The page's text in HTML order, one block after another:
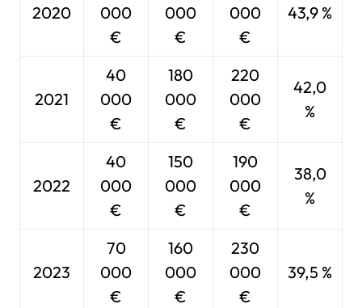
2020
000
€
000
€
000
€
43,9 %
2021
40
000
€
180
000
€
220
000
€
42,0
%
2022
40
000
€
150
000
€
190
000
€
38,0
%
2023
70
000
€
160
000
€
230
000
€
39,5 %